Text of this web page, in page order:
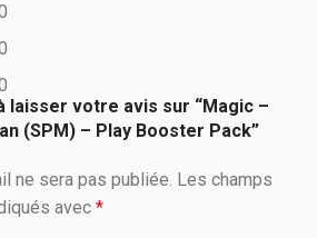
laisser votre avis sur “Magic –
(SPM) – Play Booster Pack”
ne sera pas publiée. Les champs
avec *